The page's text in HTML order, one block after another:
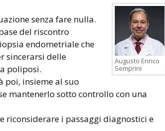
Augusto Enrico
Semprini
senza fare nulla.
del riscontro
endometriale che
sincerarsi delle
poliposi.
poi, insieme al suo
mantenerlo sotto controllo con una
riconsiderare i passaggi diagnostici e